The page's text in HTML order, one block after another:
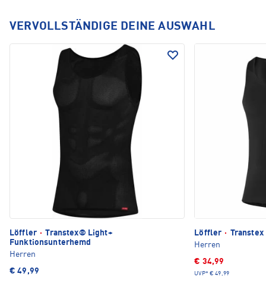
VERVOLLSTÄNDIGE DEINE AUSWAHL
Löffler · Transtex® Light+
Funktionsunterhemd
Herren
€ 49,99
Löffler ·
Herren
€ 34,99
UVP* € 49,99